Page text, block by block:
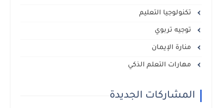
تكنولوجيا التعليم
توجيه تربوي
منارة الإيمان
مهارات التعلم الذكي
المشاركات الجديدة